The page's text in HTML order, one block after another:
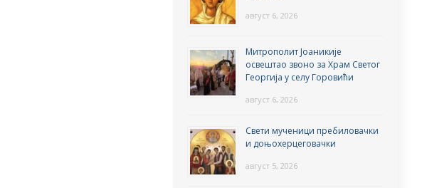
август 6, 2026
Митрополит Јоаникије
освештао звоно за Храм Светог
Георгија у селу Горовићи
август 6, 2026
Свети мученици пребиловачки
и доњохерцеговачки
август 5, 2026